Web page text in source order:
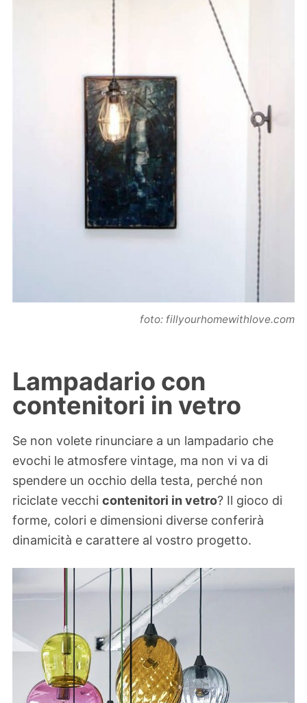
foto: fillyourhomewithlove.com
Lampadario con
contenitori in vetro
Se non volete rinunciare a un lampadario che
evochi le atmosfere vintage, ma non vi va di
spendere un occhio della testa, perché non
riciclate vecchi contenitori in vetro? Il gioco di
forme, colori e dimensioni diverse conferirà
dinamicità e carattere al vostro progetto.